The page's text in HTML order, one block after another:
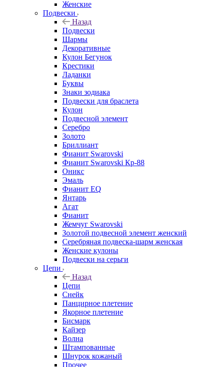
Женские
Подвески
Назад
Подвески
Шармы
Декоративные
Кулон Бегунок
Крестики
Ладанки
Буквы
Знаки зодиака
Подвески для браслета
Кулон
Подвесной элемент
Серебро
Золото
Бриллиант
Фианит Swarovski
Фианит Swarovski Кр-88
Оникс
Эмаль
Фианит EQ
Янтарь
Агат
Фианит
Жемчуг Swarovski
Золотой подвесной элемент женcкий
Серебряная подвеска-шарм женская
Женские кулоны
Подвески на серьги
Цепи
Назад
Цепи
Снейк
Панцирное плетение
Якорное плетение
Бисмарк
Кайзер
Волна
Штампованные
Шнурок кожаный
Прочее